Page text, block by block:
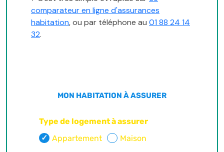
comparateur en ligne d'assurances
habitation, ou par téléphone au 01 88 24 14
32.